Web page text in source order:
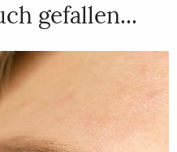
gefallen...